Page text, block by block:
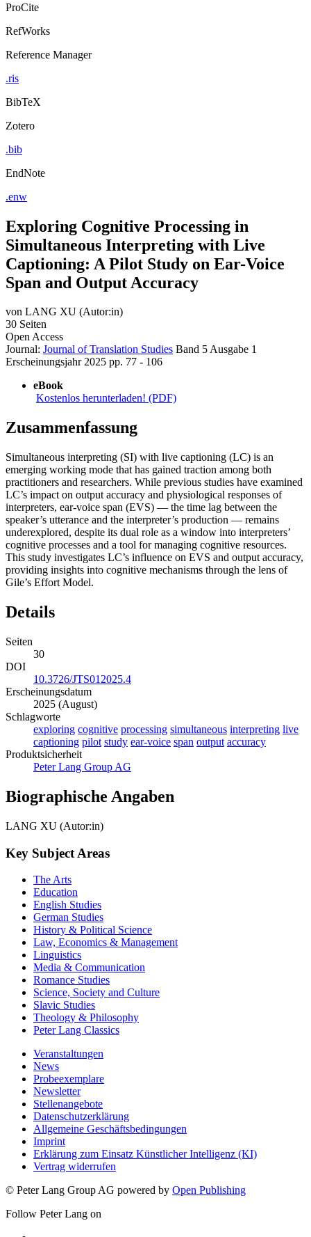
ProCite
RefWorks
Reference Manager
.ris
BibTeX
Zotero
.bib
EndNote
.enw
Exploring Cognitive Processing in
Simultaneous Interpreting with Live
Captioning: A Pilot Study on Ear-Voice
Span and Output Accuracy
von LANG XU (Autor:in)
30 Seiten
Open Access
Journal: Journal of Translation Studies Band 5Ausgabe 1
Erscheinungsjahr 2025 pp. 77 - 106
eBook
Kostenlos herunterladen! (PDF)
Zusammenfassung
Simultaneous interpreting (SI) with live captioning (LC) is an
emerging working mode that has gained traction among both
practitioners and researchers. While previous studies have examined
LC’s impact on output accuracy and physiological responses of
interpreters, ear-voice span (EVS) — the time lag between the
speaker’s utterance and the interpreter’s production — remains
underexplored, despite its dual role as a window into interpreters’
cognitive processes and a tool for managing cognitive resources.
This study investigates LC’s influence on EVS and output accuracy,
providing insights into cognitive mechanisms through the lens of
Gile’s Effort Model.
Details
Seiten
30
DOI
10.3726/JTS012025.4
Erscheinungsdatum
2025 (August)
Schlagworte
exploring cognitive processing simultaneous interpreting live
captioning pilot study ear-voice span output accuracy
Produktsicherheit
Peter Lang Group AG
Biographische Angaben
LANG XU (Autor:in)
Key Subject Areas
The Arts
Education
English Studies
German Studies
History & Political Science
Law, Economics & Management
Linguistics
Media & Communication
Romance Studies
Science, Society and Culture
Slavic Studies
Theology & Philosophy
Peter Lang Classics
Veranstaltungen
News
Probeexemplare
Newsletter
Stellenangebote
Datenschutzerklärung
Allgemeine Geschäftsbedingungen
Imprint
Erklärung zum Einsatz Künstlicher Intelligenz (KI)
Vertrag widerrufen
© Peter Lang Group AG powered by Open Publishing
Follow Peter Lang on